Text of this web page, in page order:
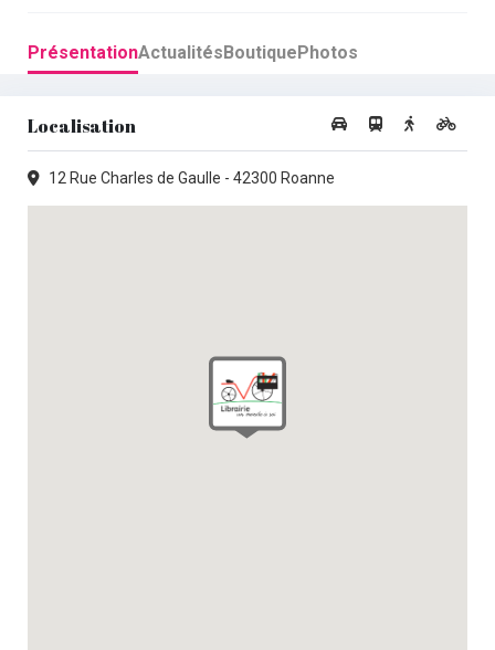
Dimanche :
PrésentationActualitésBoutiquePhotos
Localisation
12 Rue Charles de Gaulle - 42300 Roanne